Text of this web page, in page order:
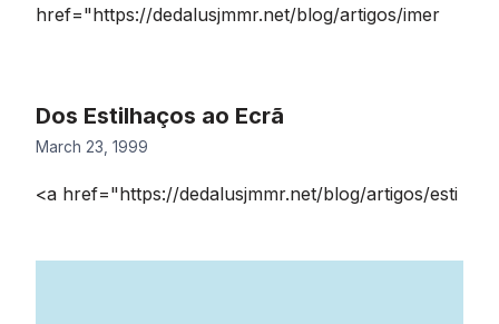
href="https://dedalusjmmr.net/blog/artigos/imer
Dos Estilhaços ao Ecrã
March 23, 1999
<a href="https://dedalusjmmr.net/blog/artigos/esti